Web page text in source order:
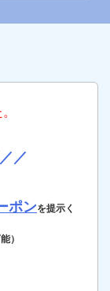
／
ポンを提示く
）